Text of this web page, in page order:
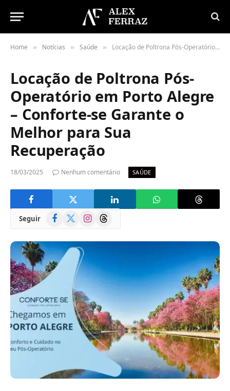
Home » Notícias » Saúde » Locação de Poltrona Pós-Operatório em Porto Alegre – Conforte-se Garante o Melhor para Sua Recuperação
Locação de Poltrona Pós-
Operatório em Porto Alegre
– Conforte-se Garante o
Melhor para Sua
Recuperação
18/03/2025 Nenhum comentário SAÚDE
Seguir Facebook
(Twitter)
InstagramThreads